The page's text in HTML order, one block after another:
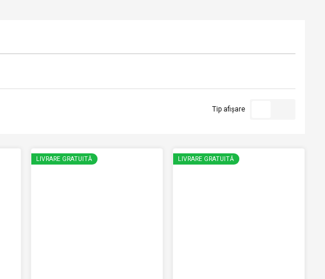
Tip afișare
LIVRARE GRATUITĂ LIVRARE GRATUITĂ